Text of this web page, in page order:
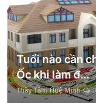
Tuổi nào cần
Ốc khi làm đ...
Thầy Tâm Huệ Minh 0